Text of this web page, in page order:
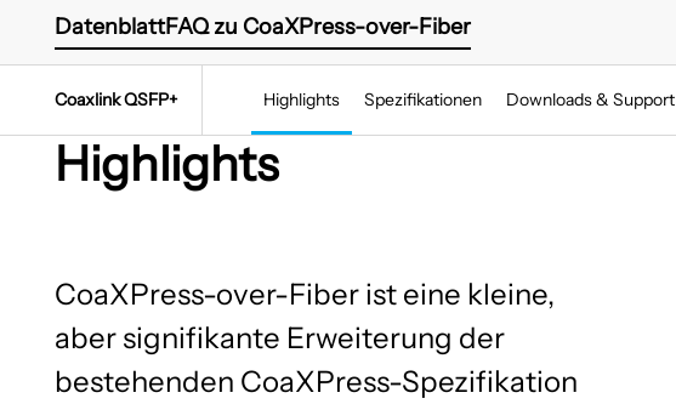
DatenblattFAQ zu CoaXPress-over-Fiber
Coaxlink QSFP+ Highlights Spezifikationen Downloads & Support
Highlights
CoaXPress-over-Fiber ist eine kleine,
aber signifikante Erweiterung der
bestehenden CoaXPress-Spezifikation